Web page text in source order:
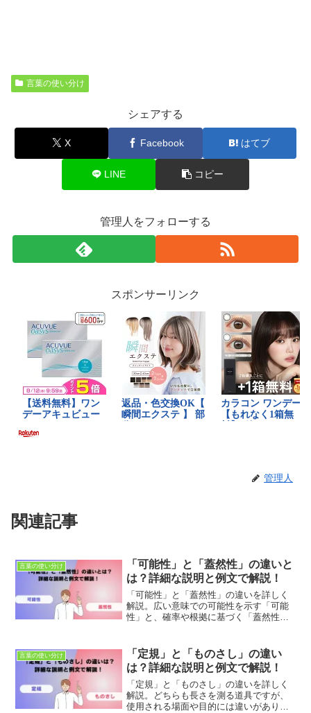
言葉の使い分け
シェアする
X Facebook はてブ
LINE コピー
管理人をフォローする
スポンサーリンク
管理人
関連記事
言葉の使い分け
「可能性」と「蓋然性」の違いと
は？詳細な説明と例文で解説！
「可能性」と「蓋然性」の違いを詳しく
解説。広い意味での可能性を示す「可能
性」と、確率や根拠に基づく「蓋然性」
確なコミュニケーションを目指します。
言葉の使い分け
「定規」と「ものさし」の違い
は？詳細な説明と例文で解説！
「定規」と「ものさし」の違いを詳しく
解説。どちらも長さを測る道具ですが、
使用される場面や目的には違いがありま